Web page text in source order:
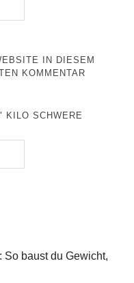
IN DIESEM
KOMMENTAR
SCHWERE
So baust du Gewicht,